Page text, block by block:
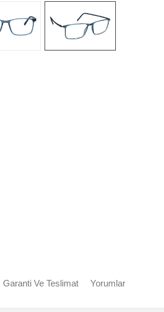
Garanti Ve Teslimat Yorumlar